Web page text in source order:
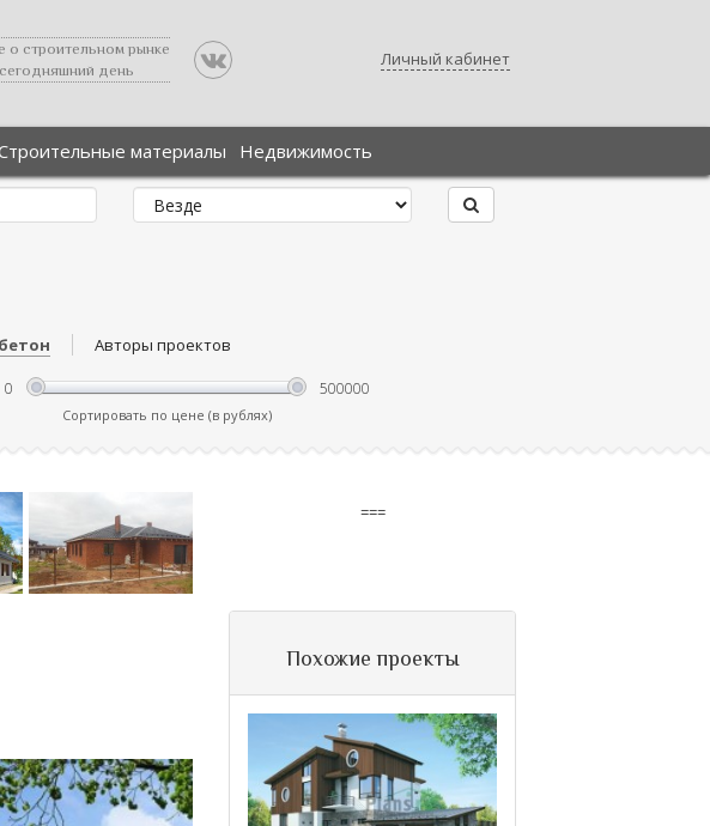
о строительном рынке
день
Личный кабинет
материалы Недвижимость
Авторы проектов
Сортировать по цене (в рублях)
===
Похожие проекты